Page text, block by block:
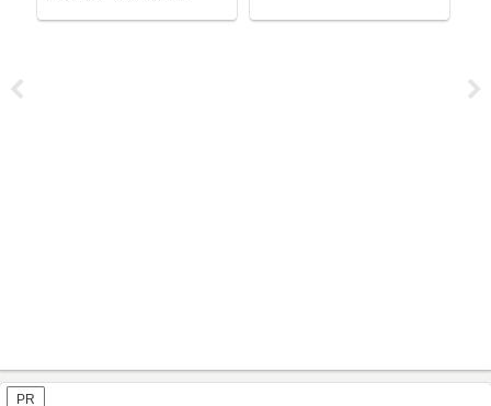
PR